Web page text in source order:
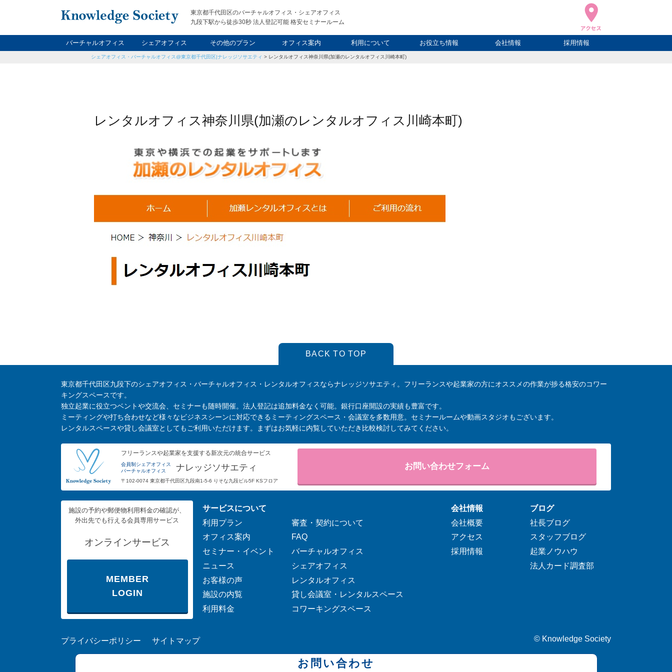
東京都千代田区のバーチャルオフィス・シェアオフィス
九段下駅から徒歩30秒 法人登記可能 格安セミナールーム
バーチャルオフィス シェアオフィス その他のプラン
レンタルオフィス
ナイト&ウィークエンド
貸し会議室
オフィス案内 利用について
利用料金
申込について
FAQ
お役立ち情報 会社情報 採用情報
シェアオフィス・バーチャルオフィス@東京都千代田区|ナレッジソサエティ > レンタルオフィス神奈川県(加瀬のレンタルオフィス川崎本町)
レンタルオフィス神奈川県(加瀬のレンタルオフィス川崎本町)
BACK TO TOP
東京都千代田区九段下のシェアオフィス・バーチャルオフィス・レンタルオフィスならナレッジソサエティ。フリーランスや起業家の方にオススメの作業が捗る格安のコワー
キングスペースです。
独立起業に役立つベントや交流会、セミナーも随時開催。法人登記は追加料金なく可能。銀行口座開設の実績も豊富です。
ミーティングや打ち合わせなど様々なビジネスシーンに対応できるミーティングスペース・会議室を多数用意。セミナールームや動画スタジオもございます。
レンタルスペースや貸し会議室としてもご利用いただけます。まずはお気軽に内覧していただき比較検討してみてください。
フリーランスや起業家を支援する新次元の統合サービス
会員制シェアオフィス
バーチャルオフィス
ナレッジソサエティ
〒102-0074 東京都千代田区九段南1-5-6 りそな九段ビル5F KSフロア
お問い合わせフォーム
施設の予約や郵便物利用料金の確認が、
外出先でも行える会員専用サービス
オンラインサービス
MEMBER
LOGIN
サービスについて
利用プラン
オフィス案内
セミナー・イベント
ニュース
お客様の声
施設の内覧
利用料金
審査・契約について
FAQ
バーチャルオフィス
シェアオフィス
レンタルオフィス
貸し会議室・レンタルスペース
コワーキングスペース
会社情報
会社概要
アクセス
採用情報
ブログ
社長ブログ
スタッフブログ
起業ノウハウ
法人カード調査部
プライバシーポリシー サイトマップ © Knowledge Society
お問い合わせ